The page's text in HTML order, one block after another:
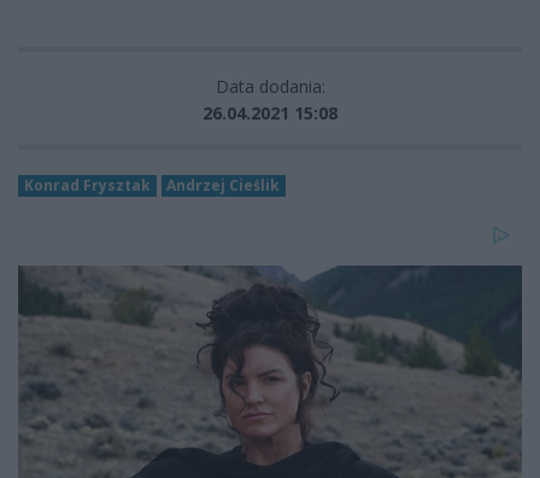
Data dodania:
26.04.2021 15:08
Konrad Frysztak Andrzej Cieślik